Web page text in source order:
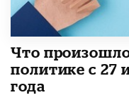
​Что
политике с 27
года